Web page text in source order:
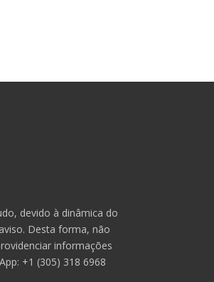
devido à dinâmica do
Desta forma, não
informações
+1 (305) 318 6968